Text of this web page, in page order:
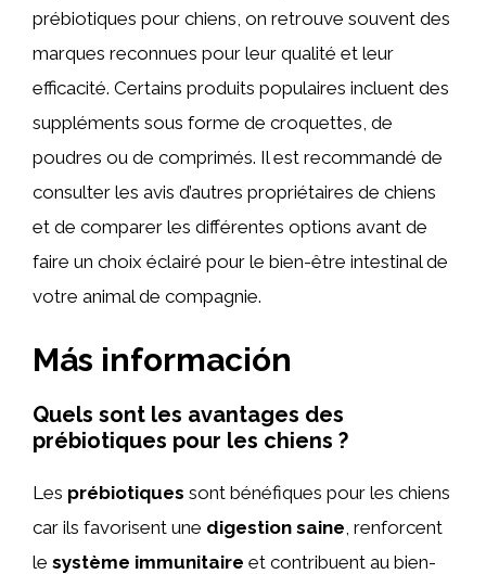
prébiotiques pour chiens, on retrouve souvent des
marques reconnues pour leur qualité et leur
efficacité. Certains produits populaires incluent des
suppléments sous forme de croquettes, de
poudres ou de comprimés. Il est recommandé de
consulter les avis d’autres propriétaires de chiens
et de comparer les différentes options avant de
faire un choix éclairé pour le bien-être intestinal de
votre animal de compagnie.
Más información
Quels sont les avantages des
prébiotiques pour les chiens ?
Les prébiotiques sont bénéfiques pour les chiens
car ils favorisent une digestion saine, renforcent
le système immunitaire et contribuent au bien-